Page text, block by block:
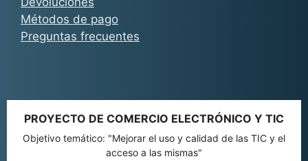
Métodos de pago
Preguntas frecuentes
PROYECTO DE COMERCIO ELECTRÓNICO Y TIC
Objetivo temático: "Mejorar el uso y calidad de las TIC y el
acceso a las mismas"